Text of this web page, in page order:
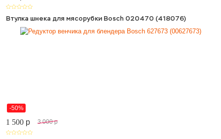
Втулка шнека для мясорубки Bosch 020470 (418076)
-50%
1 500 p 3 000 p